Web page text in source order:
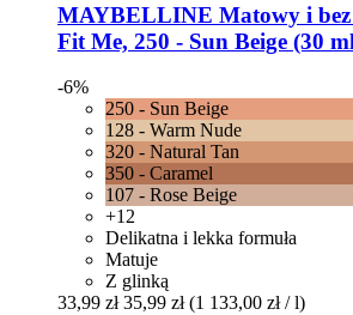
MAYBELLINE Matowy i
Fit Me, 250 -​ Sun Beige (30
-6%
250 - Sun Beige
128 - Warm Nude
320 - Natural Tan
350 - Caramel
107 - Rose Beige
+12
Delikatna i lekka formuła
Matuje
Z glinką
33,99 zł 35,99 zł (1 133,00 zł / l)